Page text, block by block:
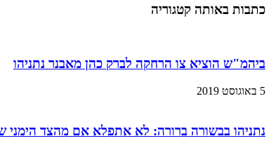
כתבות באותה קטגוריה
ביהמ"ש הוציא צו הרחקה לברק כהן מאבנר נתניהו
5 באוגוסט 2019
נתניהו בבשורה ברורה: לא אתפלא אם מהצד הימני